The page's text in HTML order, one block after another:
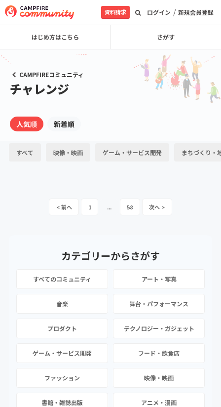
ログイン / 新規会員登録
資料請求
はじめ方はこちら さがす
CAMPFIREコミュニティ
チャレンジ
人気順 新着順
すべて 映像・映画 ゲーム・サービス開発 まちづくり・
1 ... 58
カテゴリーからさがす
すべてのコミュニティ アート・写真
音楽 舞台・パフォーマンス
プロダクト テクノロジー・ガジェット
ゲーム・サービス開発 フード・飲食店
ファッション 映像・映画
書籍・雑誌出版 アニメ・漫画